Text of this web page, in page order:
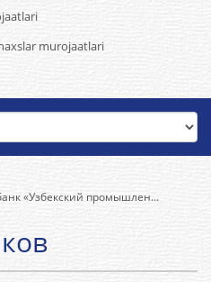
murojaatlari
«Узбекский промышлен...